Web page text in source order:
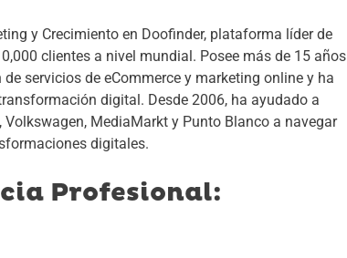
y Crecimiento en Doofinder, plataforma líder de
clientes a nivel mundial. Posee más de 15 años
servicios de eCommerce y marketing online y ha
digital. Desde 2006, ha ayudado a
MediaMarkt y Punto Blanco a navegar
digitales.
Profesional: